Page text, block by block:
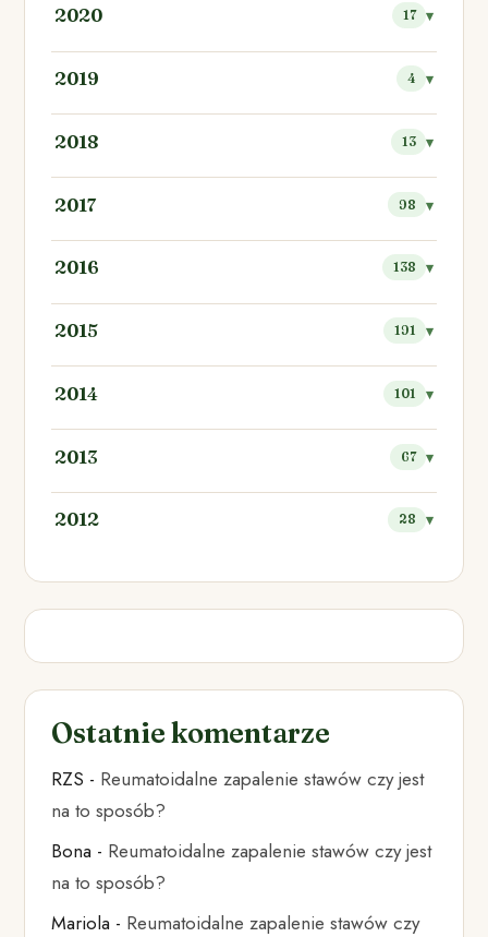
2020 17
2019 4
2018 13
2017 98
2016 138
2015 191
2014 101
2013 67
2012 28
Ostatnie komentarze
RZS - Reumatoidalne zapalenie stawów czy jest
na to sposób?
Bona - Reumatoidalne zapalenie stawów czy jest
na to sposób?
Mariola - Reumatoidalne zapalenie stawów czy